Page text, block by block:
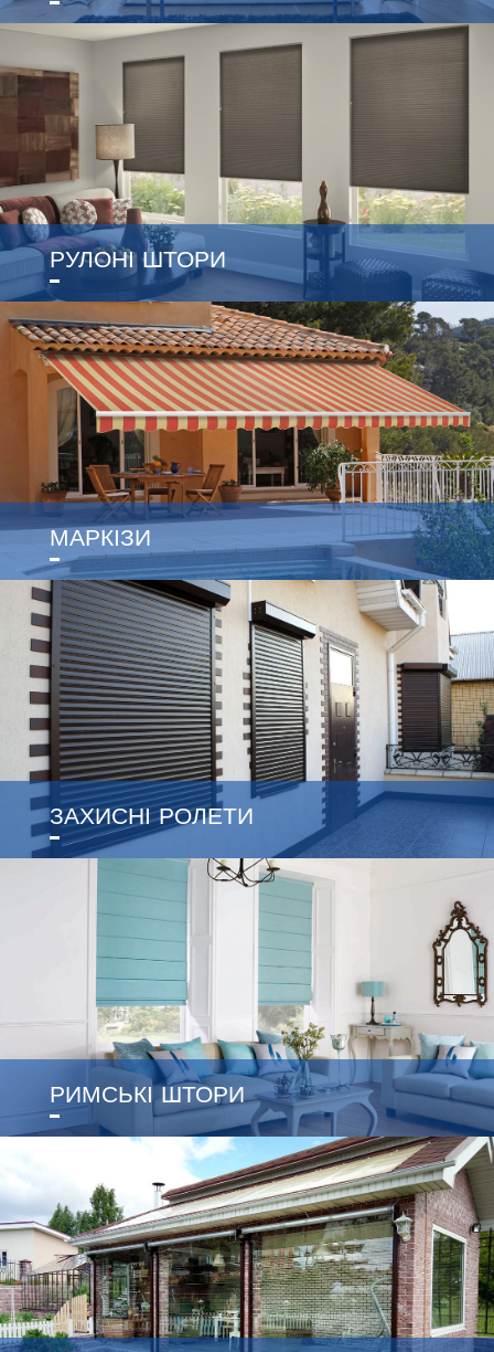
РУЛОНІ ШТОРИ
МАРКІЗИ
ЗАХИСНІ РОЛЕТИ
РИМСЬКІ ШТОРИ